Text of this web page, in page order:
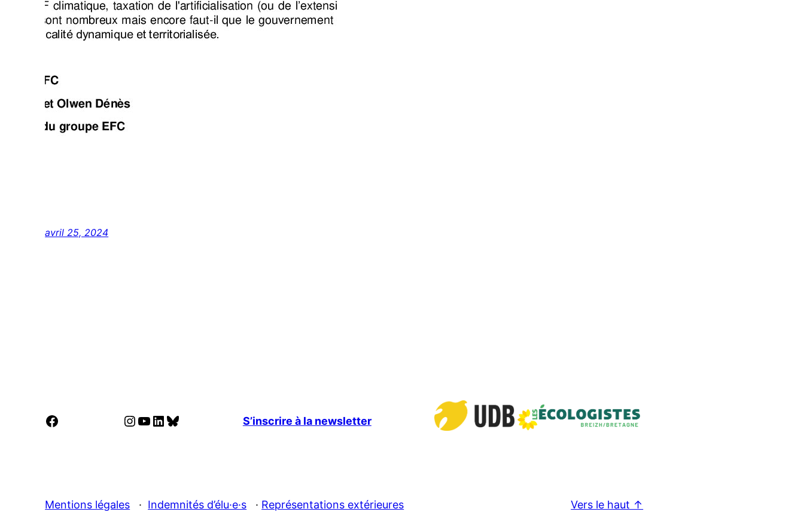
avril 25, 2024
Facebook Instagram
YouTube
LinkedIn
Bluesky S’inscrire à la newsletter
Mentions légales · Indemnités d’élu·e·s · Représentations extérieures Vers le haut ↑